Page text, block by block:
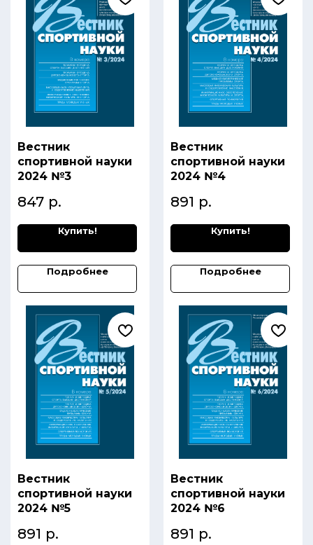
Вестник
спортивной науки
2024 №3
847 р.
Купить!
Подробнее
Вестник
спортивной науки
2024 №4
891 р.
Купить!
Подробнее
Вестник
спортивной науки
2024 №5
891 р.
Вестник
спортивной науки
2024 №6
891 р.